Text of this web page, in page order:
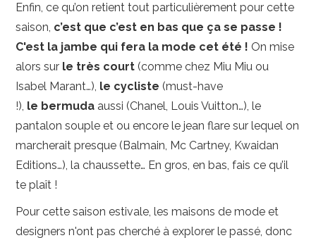
Enfin, ce qu’on retient tout particulièrement pour cette
saison, c’est que c’est en bas que ça se passe !
C'est la jambe qui fera la mode cet été ! On mise
alors sur le très court (comme chez Miu Miu ou
Isabel Marant…), le cycliste (must-have
!), le bermuda aussi (Chanel, Louis Vuitton…), le
pantalon souple et ou encore le jean flare sur lequel on
marcherait presque (Balmain, Mc Cartney, Kwaidan
Editions…), la chaussette… En gros, en bas, fais ce qu’il
te plaît !
Pour cette saison estivale, les maisons de mode et
designers n'ont pas cherché à explorer le passé, donc